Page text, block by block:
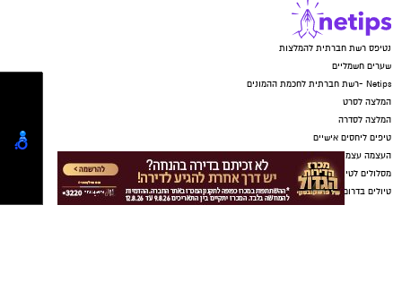
אותנו